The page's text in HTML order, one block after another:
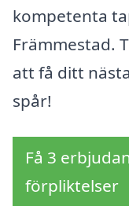
kompetenta
Främmestad.
att få ditt
spår!
Få 3
förpliktelser